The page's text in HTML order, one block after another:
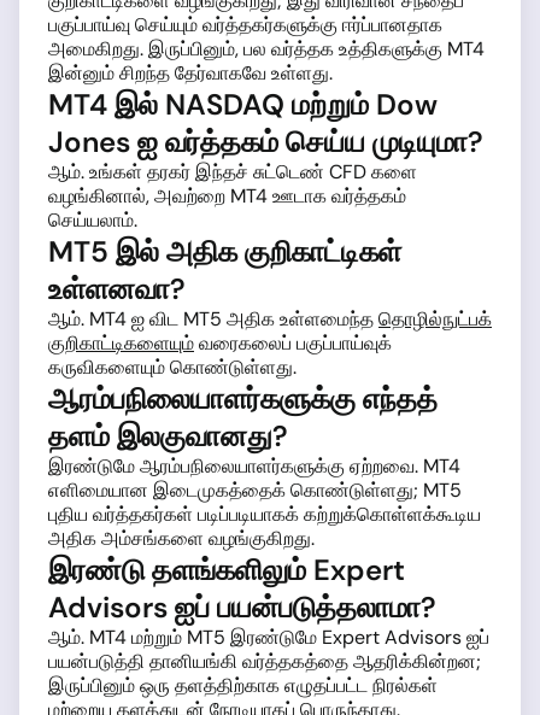
பகுப்பாய்வு செய்யும் வர்த்தகர்களுக்கு ஈர்ப்பானதாக
அமைகிறது. இருப்பினும், பல வர்த்தக உத்திகளுக்கு MT4
இன்னும் சிறந்த தேர்வாகவே உள்ளது.
MT4 இல் NASDAQ மற்றும் Dow
Jones ஐ வர்த்தகம் செய்ய முடியுமா?
ஆம். உங்கள் தரகர் இந்தச் சுட்டெண் CFD களை
வழங்கினால், அவற்றை MT4 ஊடாக வர்த்தகம்
செய்யலாம்.
MT5 இல் அதிக குறிகாட்டிகள்
உள்ளனவா?
ஆம். MT4 ஐ விட MT5 அதிக உள்ளமைந்ததொழில்நுட்பக்
குறிகாட்டிகளையும்வரைகலைப் பகுப்பாய்வுக்
கருவிகளையும் கொண்டுள்ளது.
ஆரம்பநிலையாளர்களுக்கு எந்தத்
தளம் இலகுவானது?
இரண்டுமே ஆரம்பநிலையாளர்களுக்கு ஏற்றவை. MT4
எளிமையான இடைமுகத்தைக் கொண்டுள்ளது; MT5
புதிய வர்த்தகர்கள் படிப்படியாகக் கற்றுக்கொள்ளக்கூடிய
அதிக அம்சங்களை வழங்குகிறது.
இரண்டு தளங்களிலும் Expert
Advisors ஐப் பயன்படுத்தலாமா?
ஆம். MT4 மற்றும் MT5 இரண்டுமே Expert Advisors ஐப்
பயன்படுத்தி தானியங்கி வர்த்தகத்தை ஆதரிக்கின்றன;
இருப்பினும் ஒரு தளத்திற்காக எழுதப்பட்ட நிரல்கள்
மற்றைய தளத்துடன் நேரடியாகப் பொருந்தாது.